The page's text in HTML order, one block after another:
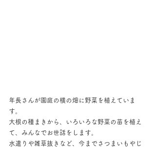
年長さんが園庭の横の畑に野菜を植えていま
す。
大根の種まきから、いろいろな野菜の苗を植え
て、みんなでお世話をします。
水遣りや雑草抜きなど、今までさつまいもやじ